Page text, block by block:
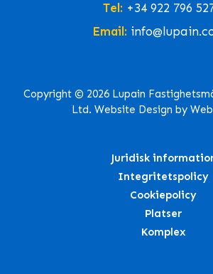
Tel: +34 922 796
Email:
Copyright © 2026 Lupain
Ltd. Website Design by
Juridisk
Integritetspolicy
Cookiepolicy
Platser
Komplex